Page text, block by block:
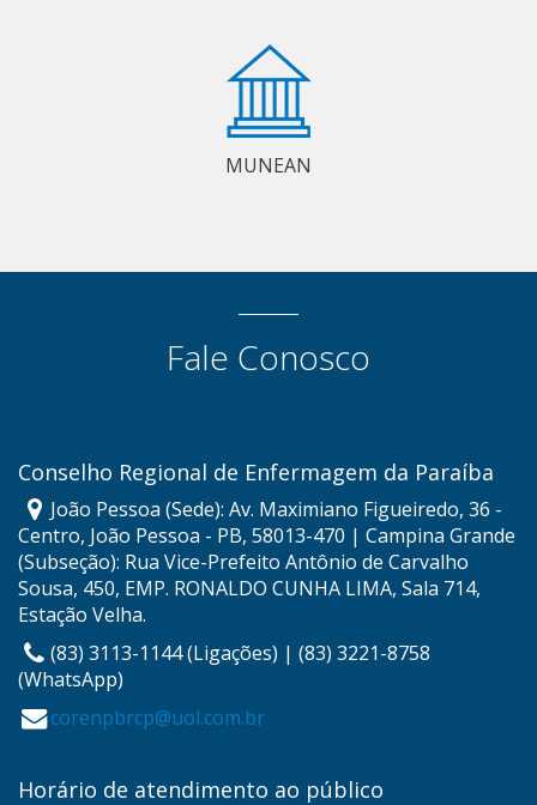
MUNEAN
Fale Conosco
Conselho Regional de Enfermagem da Paraíba
João Pessoa (Sede): Av. Maximiano Figueiredo, 36 -
Centro, João Pessoa - PB, 58013-470 | Campina Grande
(Subseção): Rua Vice-Prefeito Antônio de Carvalho
Sousa, 450, EMP. RONALDO CUNHA LIMA, Sala 714,
Estação Velha.
(83) 3113-1144 (Ligações) | (83) 3221-8758
(WhatsApp)
corenpbrcp@uol.com.br
Horário de atendimento ao público